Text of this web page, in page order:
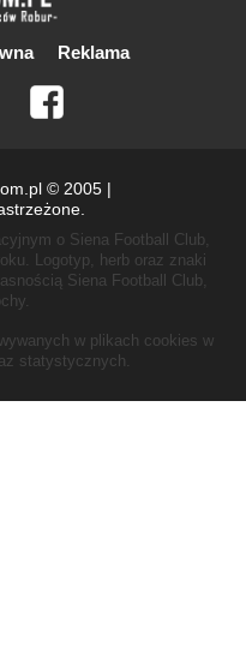
Reklama
© 2005 |
o Siena Football Club,
Logotyp, herb oraz znaki
Siena Football Club,
w plikach cookies w
statystycznych.